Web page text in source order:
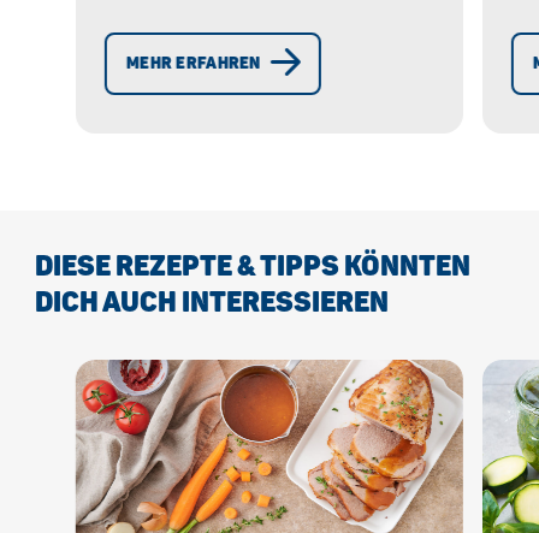
für Kühlschrank & Mikrowelle »
Jetzt mehr erfahren
MEHR ERFAHREN
DIESE REZEPTE & TIPPS KÖNNTEN
DICH AUCH INTERESSIEREN